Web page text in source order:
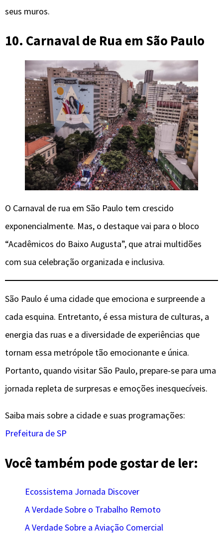
seus muros.
10. Carnaval de Rua em São Paulo
O Carnaval de rua em São Paulo tem crescido
exponencialmente. Mas, o destaque vai para o bloco
“Acadêmicos do Baixo Augusta”, que atrai multidões
com sua celebração organizada e inclusiva.
São Paulo é uma cidade que emociona e surpreende a
cada esquina. Entretanto, é essa mistura de culturas, a
energia das ruas e a diversidade de experiências que
tornam essa metrópole tão emocionante e única.
Portanto, quando visitar São Paulo, prepare-se para uma
jornada repleta de surpresas e emoções inesquecíveis.
Saiba mais sobre a cidade e suas programações:
Prefeitura de SP
Você também pode gostar de ler:
Ecossistema Jornada Discover
A Verdade Sobre o Trabalho Remoto
A Verdade Sobre a Aviação Comercial